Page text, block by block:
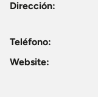
Dirección:
Teléfono:
Website: